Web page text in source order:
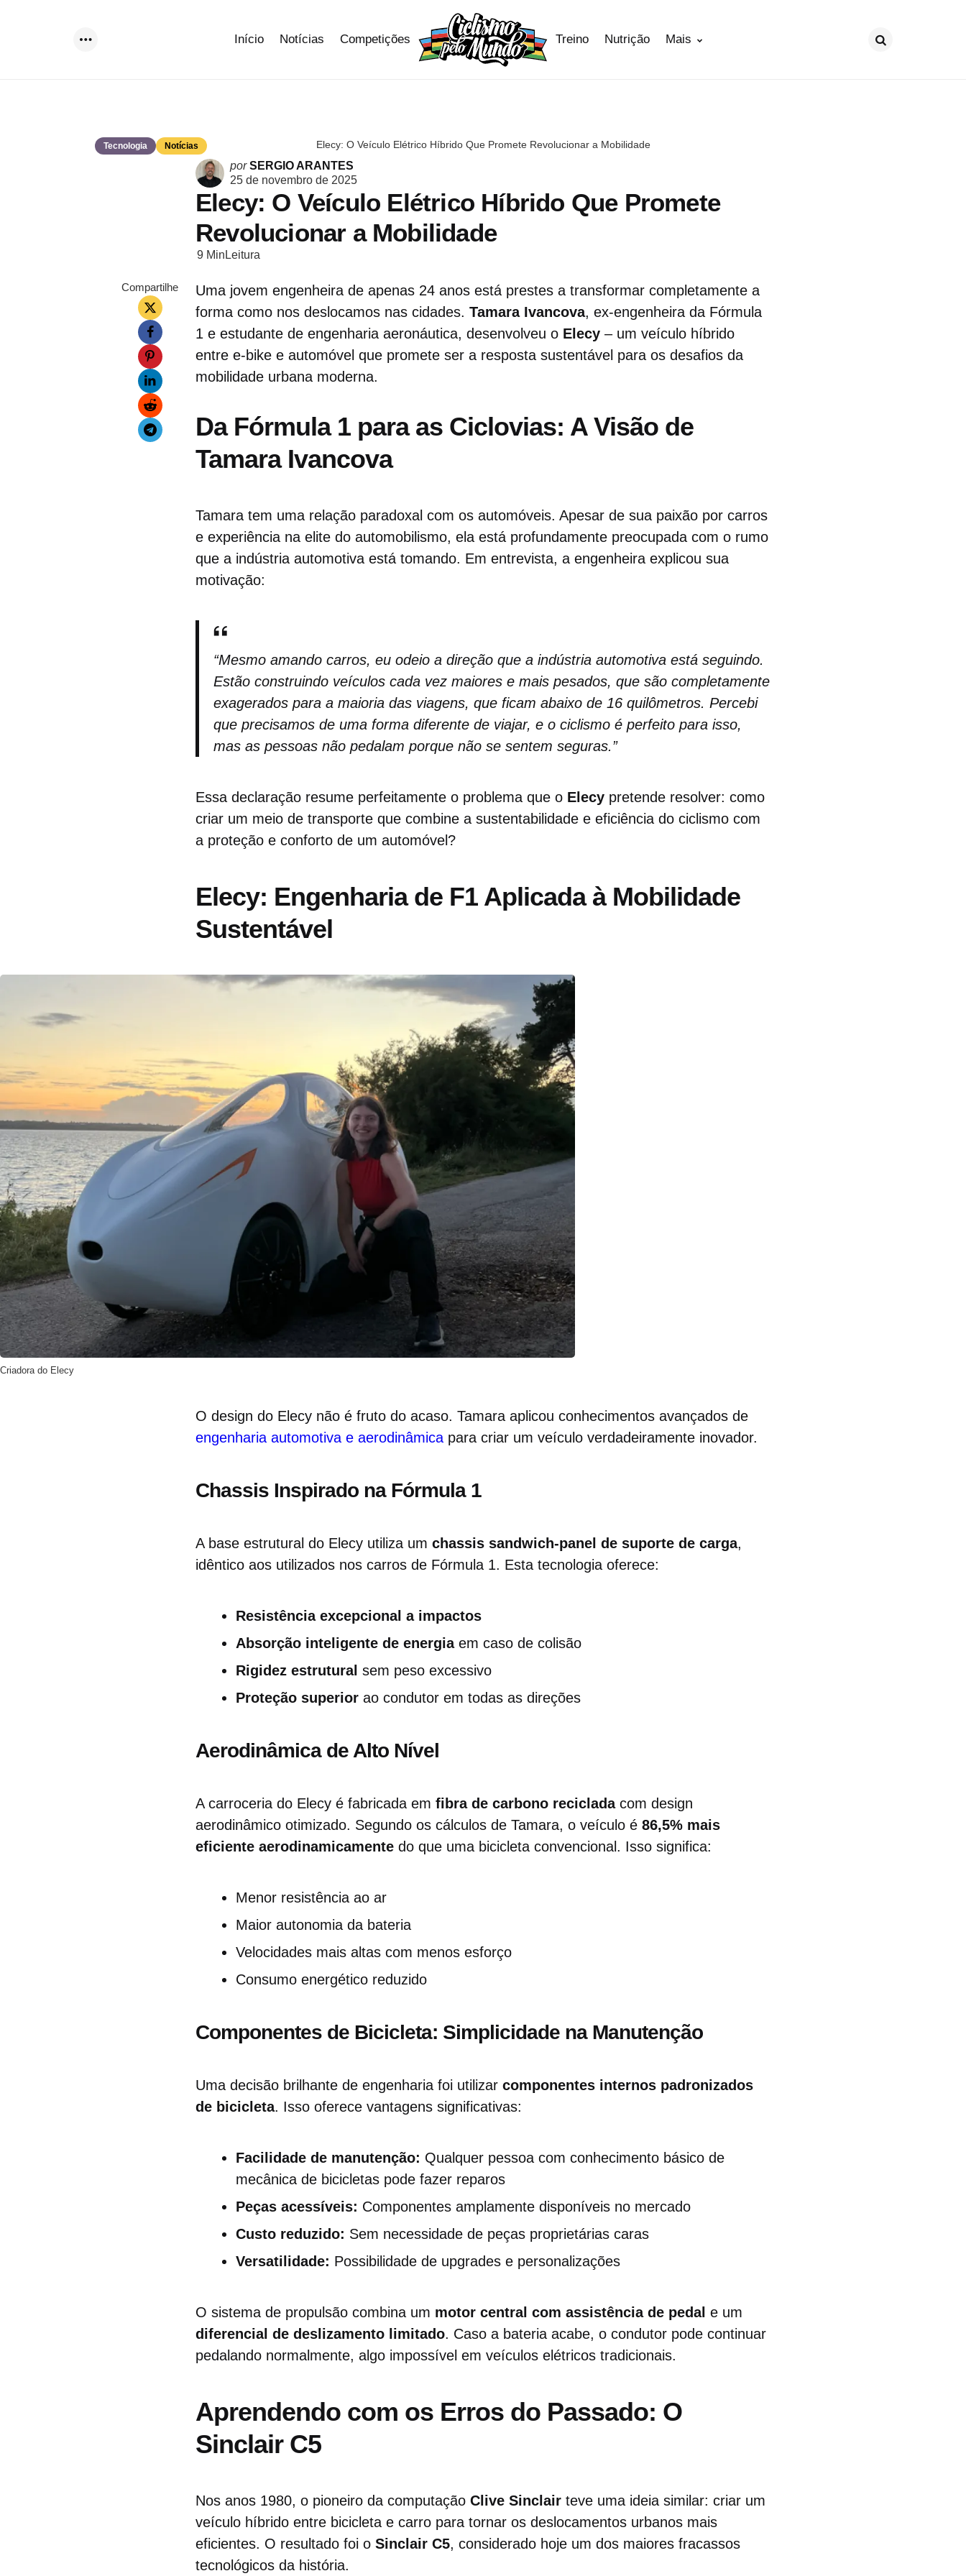
Início Notícias Competições Treino Nutrição Mais
Tecnologia Notícias Elecy: O Veículo Elétrico Híbrido Que Promete Revolucionar a Mobilidade
Postado
por
porSERGIO ARANTES
25 de novembro de 2025
Elecy: O Veículo Elétrico Híbrido Que Promete
Revolucionar a Mobilidade
9 Min Leitura
Compartilhe
Uma jovem engenheira de apenas 24 anos está prestes a transformar completamente a
forma como nos deslocamos nas cidades. Tamara Ivancova, ex-engenheira da Fórmula
1 e estudante de engenharia aeronáutica, desenvolveu o Elecy – um veículo híbrido
entre e-bike e automóvel que promete ser a resposta sustentável para os desafios da
mobilidade urbana moderna.
Da Fórmula 1 para as Ciclovias: A Visão de
Tamara Ivancova
Tamara tem uma relação paradoxal com os automóveis. Apesar de sua paixão por carros
e experiência na elite do automobilismo, ela está profundamente preocupada com o rumo
que a indústria automotiva está tomando. Em entrevista, a engenheira explicou sua
motivação:
“Mesmo amando carros, eu odeio a direção que a indústria automotiva está seguindo.
Estão construindo veículos cada vez maiores e mais pesados, que são completamente
exagerados para a maioria das viagens, que ficam abaixo de 16 quilômetros. Percebi
que precisamos de uma forma diferente de viajar, e o ciclismo é perfeito para isso,
mas as pessoas não pedalam porque não se sentem seguras.”
Essa declaração resume perfeitamente o problema que o Elecy pretende resolver: como
criar um meio de transporte que combine a sustentabilidade e eficiência do ciclismo com
a proteção e conforto de um automóvel?
Elecy: Engenharia de F1 Aplicada à Mobilidade
Sustentável
Criadora do Elecy
O design do Elecy não é fruto do acaso. Tamara aplicou conhecimentos avançados de
engenharia automotiva e aerodinâmica para criar um veículo verdadeiramente inovador.
Chassis Inspirado na Fórmula 1
A base estrutural do Elecy utiliza um chassis sandwich-panel de suporte de carga,
idêntico aos utilizados nos carros de Fórmula 1. Esta tecnologia oferece:
Resistência excepcional a impactos
Absorção inteligente de energiaem caso de colisão
Rigidez estrutural sem peso excessivo
Proteção superior ao condutor em todas as direções
Aerodinâmica de Alto Nível
A carroceria do Elecy é fabricada em fibra de carbono recicladacom design
aerodinâmico otimizado. Segundo os cálculos de Tamara, o veículo é 86,5% mais
eficiente aerodinamicamente do que uma bicicleta convencional. Isso significa:
Menor resistência ao ar
Maior autonomia da bateria
Velocidades mais altas com menos esforço
Consumo energético reduzido
Componentes de Bicicleta: Simplicidade na Manutenção
Uma decisão brilhante de engenharia foi utilizar componentes internos padronizados
de bicicleta. Isso oferece vantagens significativas:
Facilidade de manutenção: Qualquer pessoa com conhecimento básico de
mecânica de bicicletas pode fazer reparos
Peças acessíveis: Componentes amplamente disponíveis no mercado
Custo reduzido: Sem necessidade de peças proprietárias caras
Versatilidade: Possibilidade de upgrades e personalizações
O sistema de propulsão combina um motor central com assistência de pedal e um
diferencial de deslizamento limitado. Caso a bateria acabe, o condutor pode continuar
pedalando normalmente, algo impossível em veículos elétricos tradicionais.
Aprendendo com os Erros do Passado: O
Sinclair C5
Nos anos 1980, o pioneiro da computação Clive Sinclair teve uma ideia similar: criar um
veículo híbrido entre bicicleta e carro para tornar os deslocamentos urbanos mais
eficientes. O resultado foi o Sinclair C5, considerado hoje um dos maiores fracassos
tecnológicos da história.